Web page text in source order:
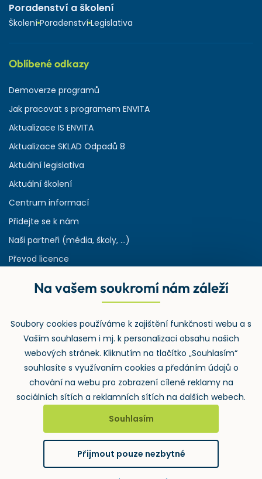
Poradenství a školení
Školení Poradenství Legislativa
Oblíbené odkazy
Demoverze programů
Jak pracovat s programem ENVITA
Aktualizace IS ENVITA
Aktualizace SKLAD Odpadů 8
Aktuální legislativa
Aktuální školení
Centrum informací
Přidejte se k nám
Naši partneři (média, školy, ...)
Převod licence
Rejstřík používaných zkratek v odpadech
Zpětný odběr
Wolters Kluwer ČR, a.s., U nákladového nádraží 3265/10,
130 00 Praha 3 – Strašnice
GDPR
Cookies
Notifikace
Na vašem soukromí nám záleží
Soubory cookies používáme k zajištění funkčnosti webu a s
Vaším souhlasem i mj. k personalizaci obsahu našich
webových stránek. Kliknutím na tlačítko „Souhlasím“
souhlasíte s využívaním cookies a předáním údajů o
chování na webu pro zobrazení cílené reklamy na
sociálních sítích a reklamních sítích na dalších webech.
Souhlasím
Přijmout pouze nezbytné